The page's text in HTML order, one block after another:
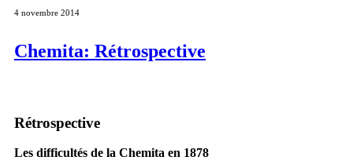
4 novembre 2014
Chemita: Rétrospective
Rétrospective
Les difficultés de la Chemita en 1878